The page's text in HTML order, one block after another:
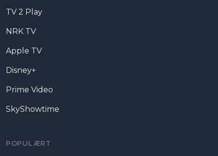
TV 2 Play
NRK TV
Apple TV
Disney+
Prime Video
SkyShowtime
POPULÆRT